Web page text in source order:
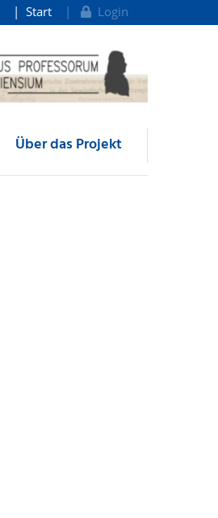
Start Login
Über das Projekt